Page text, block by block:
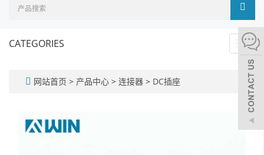
CATEGORIES
网站首页 > 产品中心 > 连接器 > DC插座